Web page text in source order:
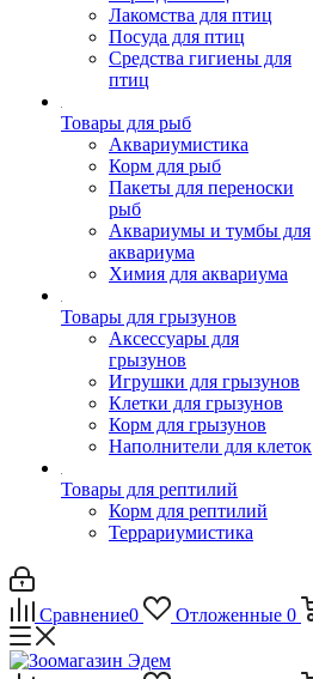
Лакомства для птиц
Посуда для птиц
Средства гигиены для
птиц
Товары для рыб
Аквариумистика
Корм для рыб
Пакеты для переноски
рыб
Аквариумы и тумбы для
аквариума
Химия для аквариума
Товары для грызунов
Аксессуары для
грызунов
Игрушки для грызунов
Клетки для грызунов
Корм для грызунов
Наполнители для клеток
Товары для рептилий
Корм для рептилий
Террариумистика
Сравнение0 Отложенные 0